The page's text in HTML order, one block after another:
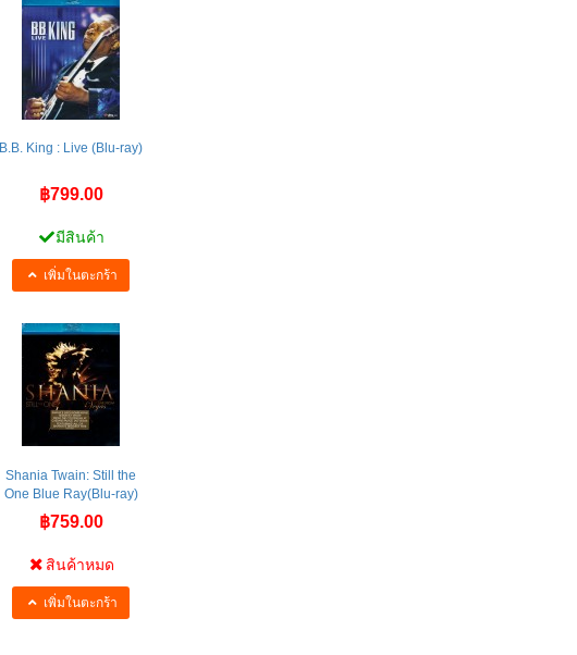
B.B. King : Live (Blu-ray)
฿799.00
มีสินค้า
เพิ่มในตะกร้า
Shania Twain: Still the
One Blue Ray(Blu-ray)
฿759.00
สินค้าหมด
เพิ่มในตะกร้า